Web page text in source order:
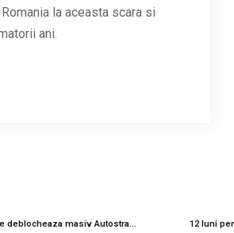
la aceasta scara si
ani.
3 ordine de incepere dintr-o lovitura pe sectorul iesean al A8: Cum se deblocheaza masiv Autostrada Unirii? 12 luni